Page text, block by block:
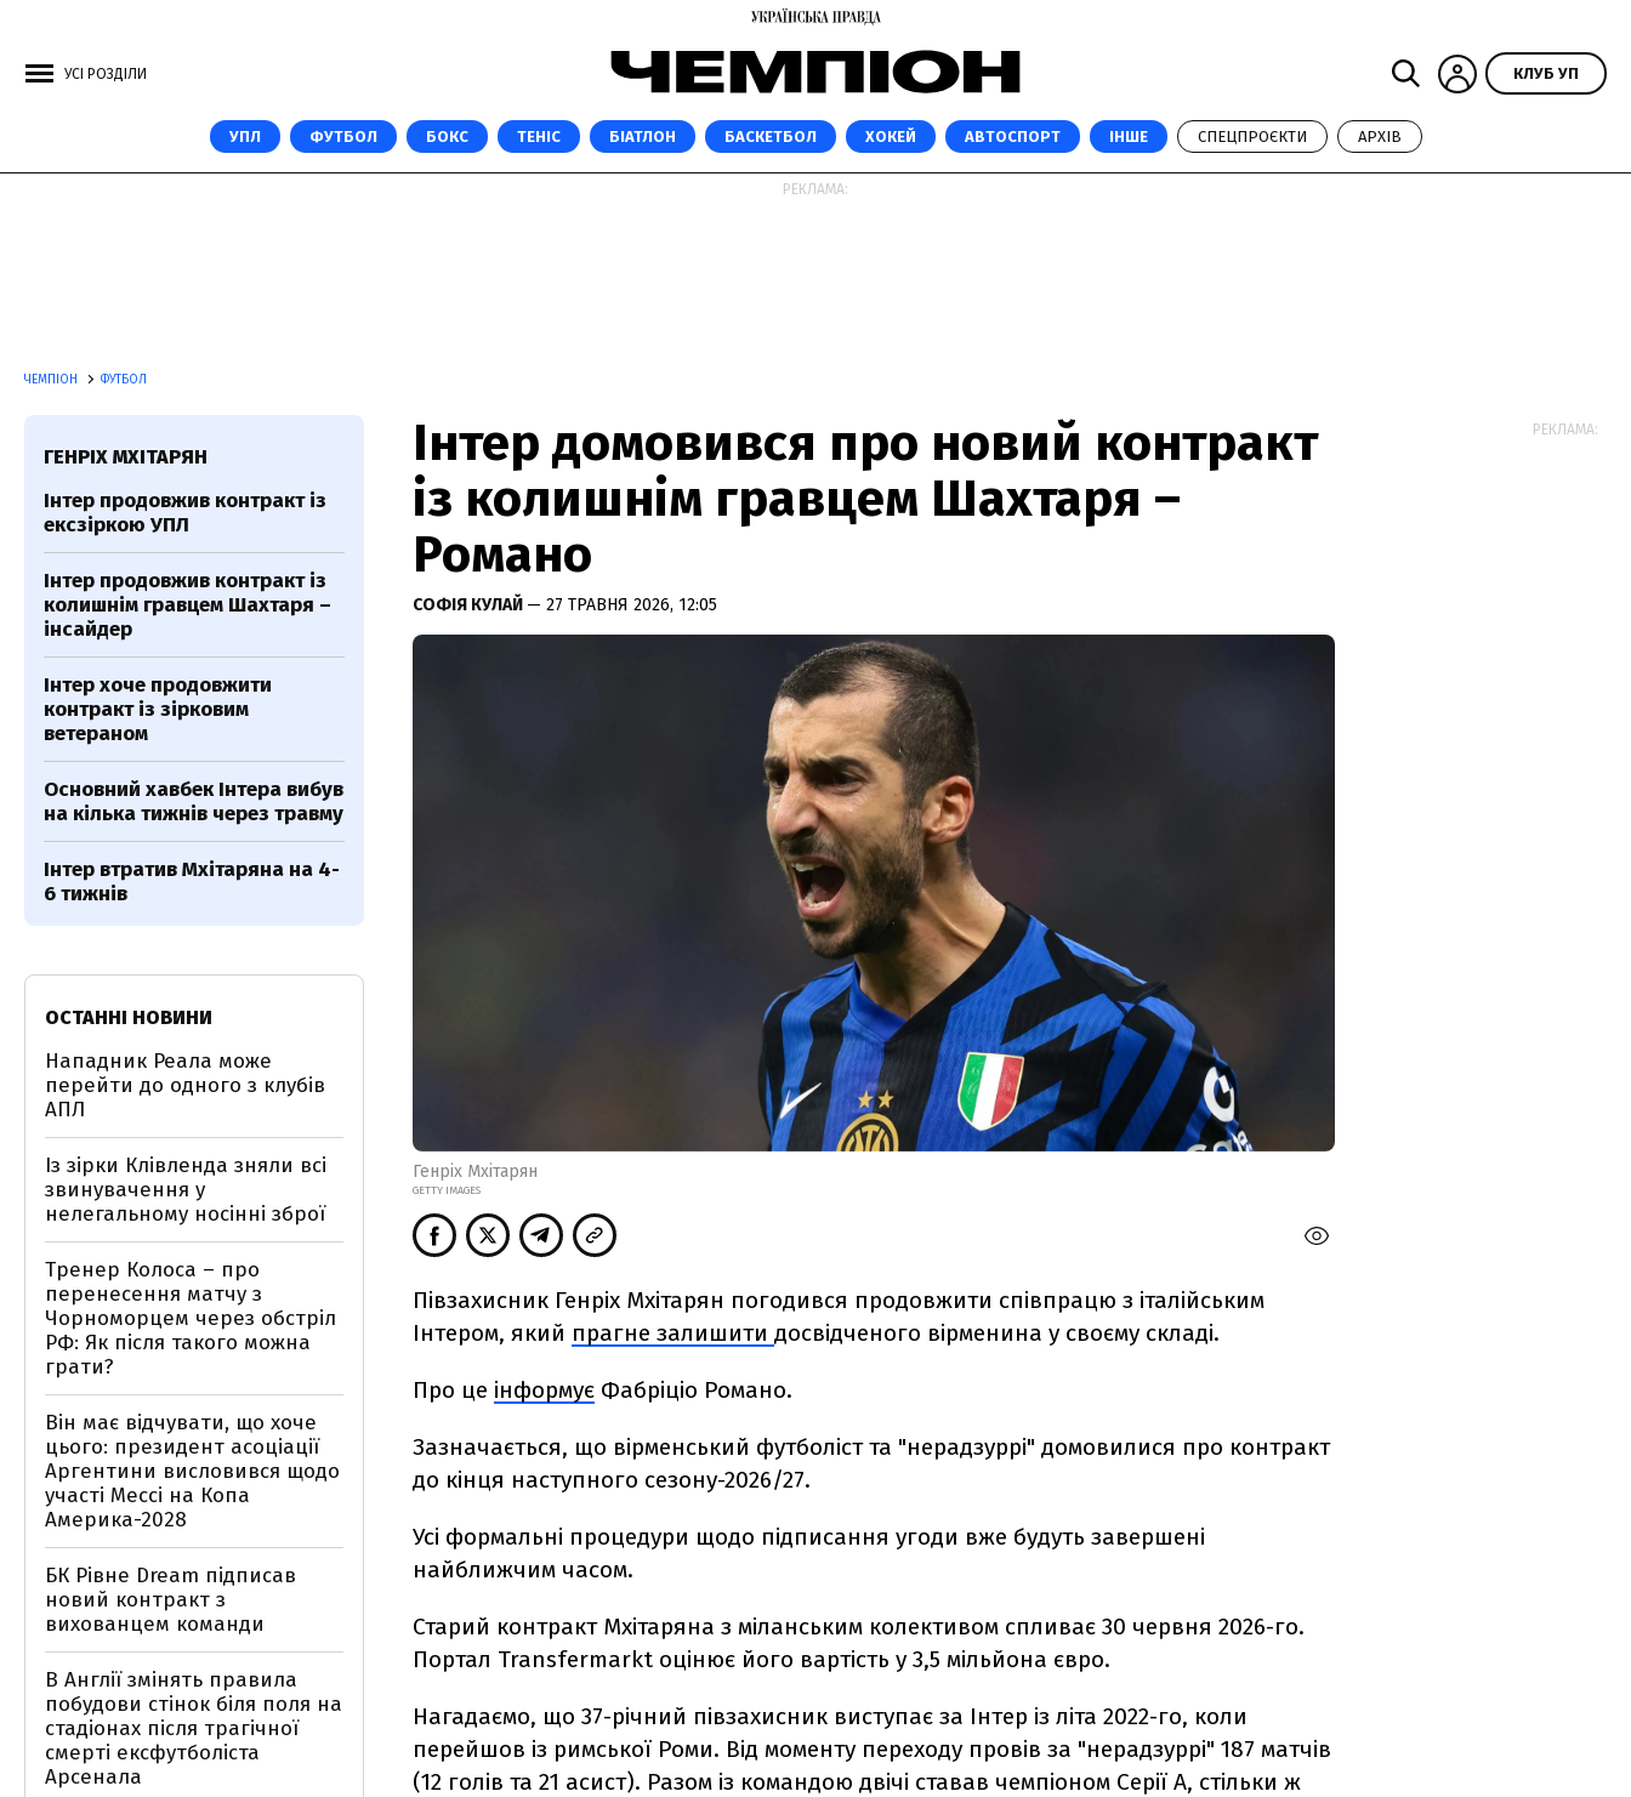
УСІ РОЗДІЛИ КЛУБ УП
УПЛ ФУТБОЛ БОКС ТЕНІС БІАТЛОН БАСКЕТБОЛ ХОКЕЙ АВТОСПОРТ ІНШЕ СПЕЦПРОЄКТИ АРХІВ
РЕКЛАМА:
ЧЕМПІОН ФУТБОЛ
Інтер домовився про новий контракт
із колишнім гравцем Шахтаря –
Романо
СОФІЯ КУЛАЙ — 27 ТРАВНЯ 2026, 12:05
Генріх Мхітарян
GETTY IMAGES
Півзахисник Генріх Мхітарян погодився продовжити співпрацю з італійським
Інтером, який прагне залишити досвідченого вірменина у своєму складі.
Про це інформує Фабріціо Романо.
Зазначається, що вірменський футболіст та "нерадзуррі" домовилися про контракт
до кінця наступного сезону-2026/27.
Усі формальні процедури щодо підписання угоди вже будуть завершені
найближчим часом.
Старий контракт Мхітаряна з міланським колективом спливає 30 червня 2026-го.
Портал Transfermarkt оцінює його вартість у 3,5 мільйона євро.
Нагадаємо, що 37-річний півзахисник виступає за Інтер із літа 2022-го, коли
перейшов із римської Роми. Від моменту переходу провів за "нерадзуррі" 187 матчів
(12 голів та 21 асист). Разом із командою двічі ставав чемпіоном Серії А, стільки ж
ГЕНРІХ МХІТАРЯН
Інтер продовжив контракт із
ексзіркою УПЛ
Інтер продовжив контракт із
колишнім гравцем Шахтаря –
інсайдер
Інтер хоче продовжити
контракт із зірковим
ветераном
Основний хавбек Інтера вибув
на кілька тижнів через травму
Інтер втратив Мхітаряна на 4-
6 тижнів
ОСТАННІ НОВИНИ
Нападник Реала може
перейти до одного з клубів
АПЛ
Із зірки Клівленда зняли всі
звинувачення у
нелегальному носінні зброї
Тренер Колоса – про
перенесення матчу з
Чорноморцем через обстріл
РФ: Як після такого можна
грати?
Він має відчувати, що хоче
цього: президент асоціації
Аргентини висловився щодо
участі Мессі на Копа
Америка-2028
БК Рівне Dream підписав
новий контракт з
вихованцем команди
В Англії змінять правила
побудови стінок біля поля на
стадіонах після трагічної
смерті ексфутболіста
Арсенала
РЕКЛАМА: